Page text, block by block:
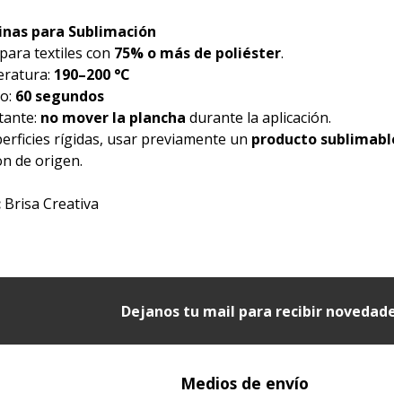
para Sublimación
textiles con 75% o más de poliéster.
190–200 °C
60 segundos
no mover la plancha durante la aplicación.
rígidas, usar previamente un producto
de origen.
Brisa Creativa
Dejanos tu mail para recibir
Medios de envío